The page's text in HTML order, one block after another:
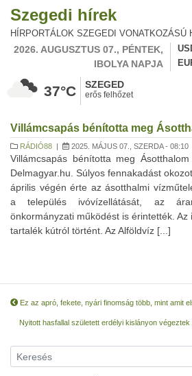
Szegedi hírek
HÍRPORTÁLOK SZEGEDI VONATKOZÁSÚ
2026. AUGUSZTUS 07., PÉNTEK,
IBOLYA NAPJA
37°C SZEGED
erős felhőzet
Villámcsapás bénította meg
RÁDIÓ88 | 2025. MÁJUS 07., SZERDA - 08:10
Villámcsapás bénította meg
Delmagyar.hu. Súlyos fennakadást
április végén érte az ásotthalmi
a település ivóvízellátását, az
önkormányzati működést is érintették.
tartalék kútról történt. Az Alföldvíz [...]
Ez az apró, fekete, nyári finomság több, mint amit
Nyitott hasfallal született erdélyi kislányon